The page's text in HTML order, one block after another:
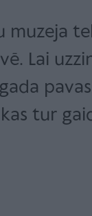
Lai
tur